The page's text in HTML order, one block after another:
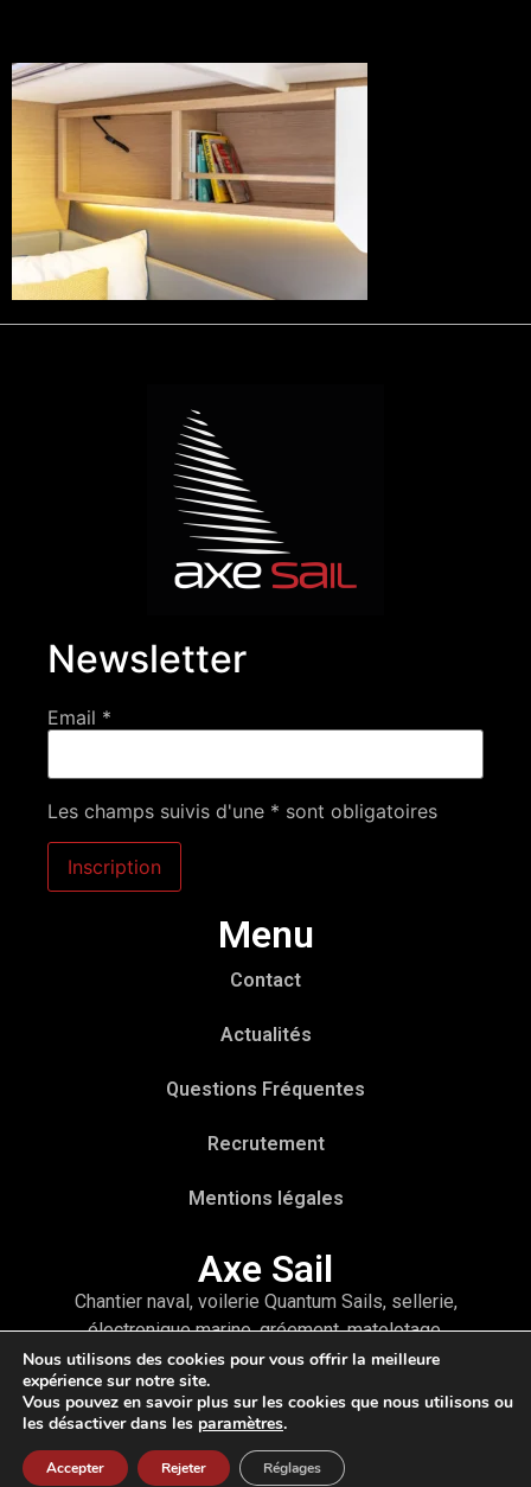
Newsletter
Email *
Les champs suivis d'une * sont obligatoires
Menu
Contact
Actualités
Questions Fréquentes
Recrutement
Mentions légales
Axe Sail
Chantier naval, voilerie Quantum Sails, sellerie,
électronique marine, gréement, matelotage,
accastillage ou encore refit et hivernage, vous
trouverez tous les services pour votre bateau à
travers un interlocuteur unique : Axe Sail
Nous utilisons des cookies pour vous offrir la meilleure
expérience sur notre site.
Vous pouvez en savoir plus sur les cookies que nous utilisons ou
les désactiver dans les paramètres.
Accepter Rejeter Réglages